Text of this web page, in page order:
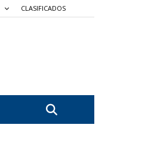
CLASIFICADOS